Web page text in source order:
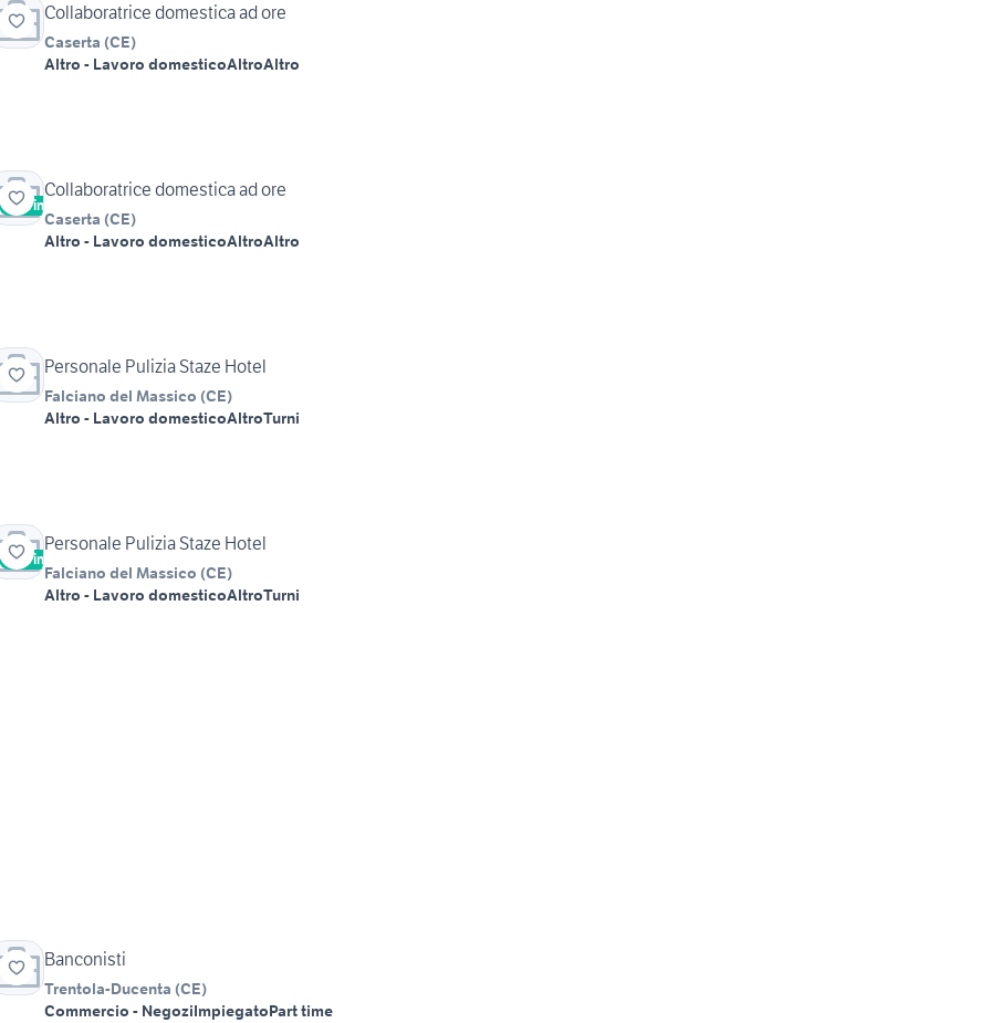
Collaboratrice domestica ad ore
Caserta (CE)
Altro - Lavoro domesticoAltroAltro
Vetrina
Collaboratrice domestica ad ore
Caserta (CE)
Altro - Lavoro domesticoAltroAltro
Personale Pulizia Staze Hotel
Falciano del Massico (CE)
Altro - Lavoro domesticoAltroTurni
Vetrina
Personale Pulizia Staze Hotel
Falciano del Massico (CE)
Altro - Lavoro domesticoAltroTurni
Banconisti
Trentola-Ducenta (CE)
Commercio - NegoziImpiegatoPart time